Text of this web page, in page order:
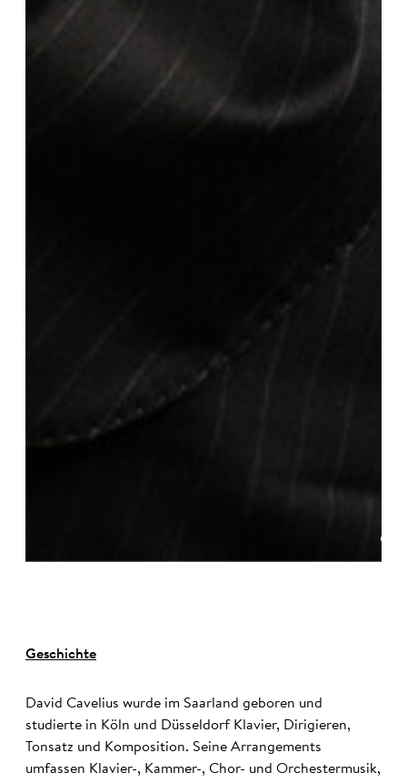
©
Geschichte
David Cavelius wurde im Saarland geboren und
studierte in Köln und Düsseldorf Klavier, Dirigieren,
Tonsatz und Komposition. Seine Arrangements
umfassen Klavier-, Kammer-, Chor- und Orchestermusik,